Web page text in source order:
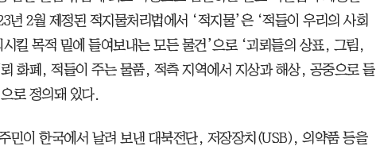
년 2월 제정된 적지물처리법에서 ‘적지물’은 ‘적들이 우리의 사회
킬 목적 밑에 들여보내는 모든 물건’으로 ‘괴뢰들의 상표, 그림,
화폐, 적들이 주는 물품, 적측 지역에서 지상과 해상, 공중으로 들
로 정의돼 있다.
민이 한국에서 날려 보낸 대북전단, 저장장치(USB), 의약품 등을